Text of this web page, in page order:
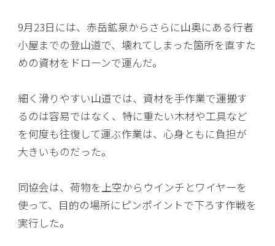
9月23日には、赤岳鉱泉からさらに山奥にある行者
小屋までの登山道で、壊れてしまった箇所を直すた
めの資材をドローンで運んだ。
細く滑りやすい山道では、資材を手作業で運搬す
るのは容易ではなく、特に重たい木材や工具など
を何度も往復して運ぶ作業は、心身ともに負担が
大きいものだった。
同協会は、荷物を上空からウインチとワイヤーを
使って、目的の場所にピンポイントで下ろす作戦を
実行した。